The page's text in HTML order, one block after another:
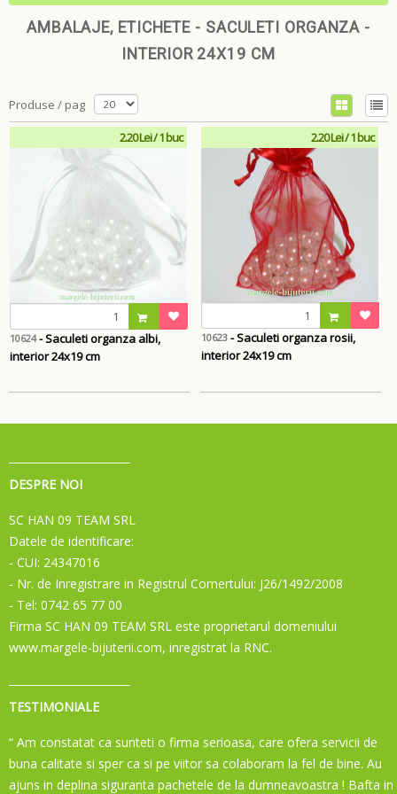
AMBALAJE, ETICHETE - SACULETI ORGANZA -
INTERIOR 24X19 CM
Produse / pag
2.20 Lei / 1 buc
10624- Saculeti organza albi,
interior 24x19 cm
2.20 Lei / 1 buc
10623- Saculeti organza rosii,
interior 24x19 cm
DESPRE NOI
SC HAN 09 TEAM SRL
Datele de identificare:
- CUI: 24347016
- Nr. de Inregistrare in Registrul Comertului: J26/1492/2008
- Tel: 0742 65 77 00
Firma SC HAN 09 TEAM SRL este proprietarul domeniului
www.margele-bijuterii.com, inregistrat la RNC.
TESTIMONIALE
“ Am constatat ca sunteti o firma serioasa, care ofera servicii de
buna calitate si sper ca si pe viitor sa colaboram la fel de bine. Au
ajuns in deplina siguranta pachetele de la dumneavoastra ! Bafta in